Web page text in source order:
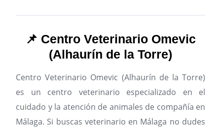
📌 Centro Veterinario Omevic
(Alhaurín de la Torre)
Centro Veterinario Omevic (Alhaurín de la Torre)
es un centro veterinario especializado en el
cuidado y la atención de animales de compañía en
Málaga. Si buscas veterinario en Málaga no dudes